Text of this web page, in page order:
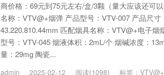
商价格：69元到75元左右/盒/3颗（量大应该还可
名称：VTV@+烟弹 产品型号：VTV-007 产品尺寸
43.220.810.44mm 匹配烟具名称：VTV@+电子烟
型号：VTV-045 烟液体积：2mL/个 烟碱浓度：
量：29mg 陶瓷...
admin 2025-02-12 阅读(1098) 标签：